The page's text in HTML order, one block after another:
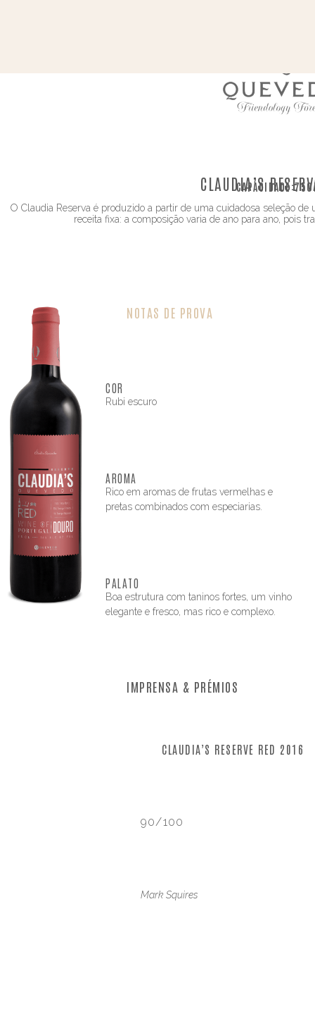
CLAUDIA’SCAPACIDADE:
O Claudia Reserva é produzido a partir de uma cuidadosa seleção
receita fixa: a composição varia de ano para ano, pois
NOTAS DE PROVA
COR
Rubi escuro
AROMA
Rico em aromas de frutas vermelhas e
pretas combinados com especiarias.
PALATO
Boa estrutura com taninos fortes, um vinho
elegante e fresco, mas rico e complexo.
IMPRENSA & PRÉMIOS
CLAUDIA’S RESERVE RED 2016
90/100
Mark Squires